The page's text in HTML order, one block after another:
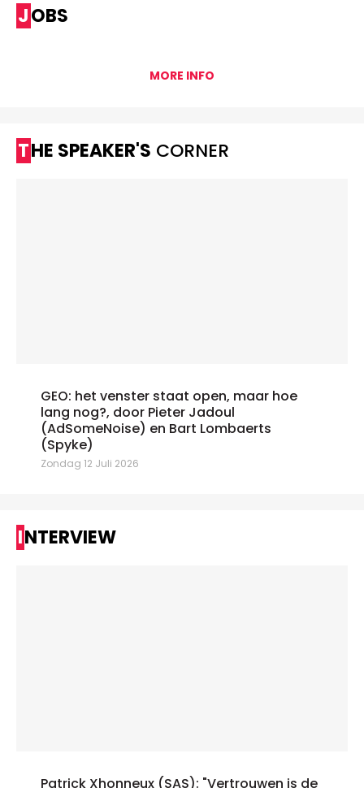
JOBS
MORE INFO
THE SPEAKER'S CORNER
GEO: het venster staat open, maar hoe
lang nog?, door Pieter Jadoul
(AdSomeNoise) en Bart Lombaerts
(Spyke)
Zondag 12 Juli 2026
INTERVIEW
Patrick Xhonneux (SAS): "Vertrouwen is de